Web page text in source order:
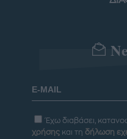
Έχω διαβάσει,
χρήσης και τη δήλωση